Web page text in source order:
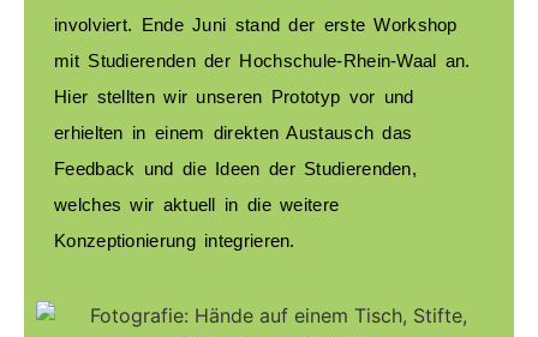
involviert. Ende Juni stand der erste Workshop
mit Studierenden der Hochschule-Rhein-Waal an.
Hier stellten wir unseren Prototyp vor und
erhielten in einem direkten Austausch das
Feedback und die Ideen der Studierenden,
welches wir aktuell in die weitere
Konzeptionierung integrieren.